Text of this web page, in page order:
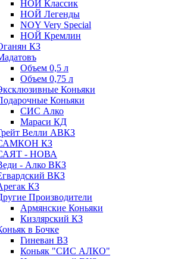
НОЙ Классик
НОЙ Легенды
NOY Very Speсial
НОЙ Кремлин
КЗ
Объем 0,5 л
Объем 0,75 л
Коньяки
Коньяки
СИС Алко
Мараси КД
Велли АВКЗ
КЗ
- НОВА
- Алко ВКЗ
ВКЗ
КЗ
Производители
Армянские Коньяки
Кизлярский КЗ
в Бочке
Гиневан ВЗ
Коньяк "СИС АЛКО"